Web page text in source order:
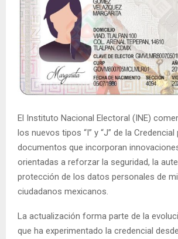
El Instituto Nacional Electoral (INE)
los nuevos tipos “I” y “J” de la Credencial
documentos que incorporan
orientadas a reforzar la seguridad, la
protección de los datos personales de
ciudadanos mexicanos.
La actualización forma parte de la
que ha experimentado la credencial